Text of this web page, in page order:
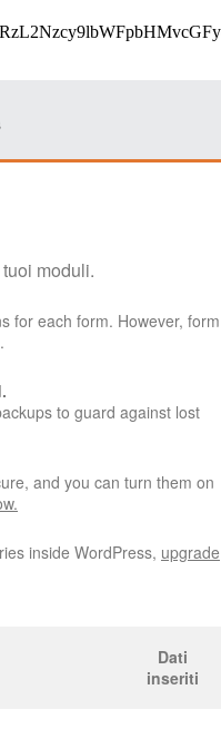
moduli.
for each form. However, form
to guard against lost
and you can turn them on
inside WordPress, upgrade
Dati
inseriti